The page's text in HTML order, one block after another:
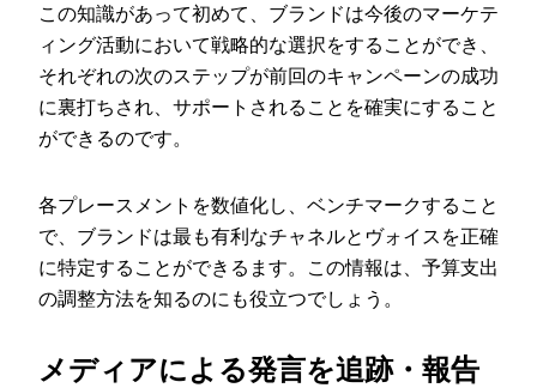
この知識があって初めて、ブランドは今後のマーケテ
ィング活動において戦略的な選択をすることができ、
それぞれの次のステップが前回のキャンペーンの成功
に裏打ちされ、サポートされることを確実にすること
ができるのです。
各プレースメントを数値化し、ベンチマークすること
で、ブランドは最も有利なチャネルとヴォイスを正確
に特定することができるます。この情報は、予算支出
の調整方法を知るのにも役立つでしょう。
メディアによる発言を追跡・報告